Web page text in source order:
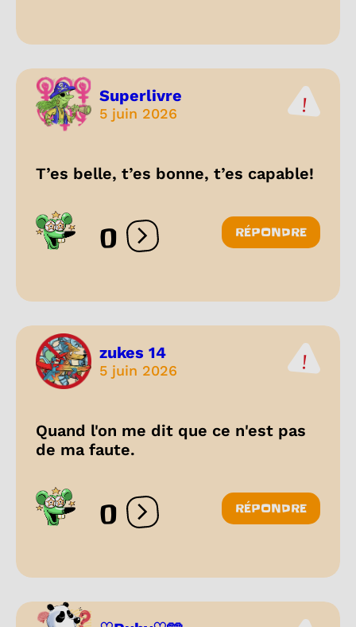
Superlivre
5 juin 2026
T’es belle, t’es bonne, t’es capable!
0 Ouvrir les réactions
RÉPONDRE
zukes 14
5 juin 2026
Quand l'on me dit que ce n'est pas
de ma faute.
0 Ouvrir les réactions
RÉPONDRE